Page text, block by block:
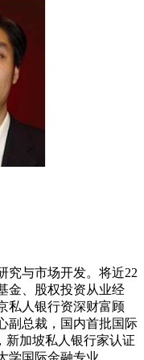
究与市场开发。将近22
金、股权投资从业经
私人银行资深财富顾
副总裁，国内首批国际
新加坡私人银行家认证
学国际金融专业